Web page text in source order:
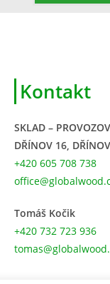
Kontakt
SKLAD –
DŘÍNOV 16,
+420 605 708 738
Tomáš Kočik
+420 732 723 936